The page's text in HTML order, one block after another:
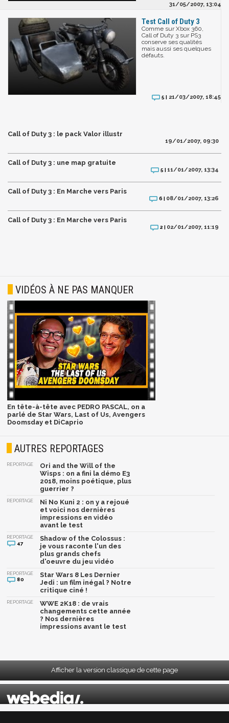
31/05/2007, 13:04
Test Call of Duty 3
Comme sur Xbox 360,
Call of Duty 3 sur PS3
conserve ses qualités
mais aussi ses quelques
défauts.
5 | 21/03/2007, 18:45
Call of Duty 3 : le pack Valor illustr
19/01/2007, 09:30
Call of Duty 3 : une map gratuite
5 |11/01/2007, 13:34
Call of Duty 3 : En Marche vers Paris
6 | 08/01/2007, 13:26
Call of Duty 3 : En Marche vers Paris
2 | 02/01/2007, 11:19
VIDÉOS À NE PAS MANQUER
En tête-à-tête avec PEDRO PASCAL, on a
parlé de Star Wars, Last of Us, Avengers
Doomsday et DiCaprio
AUTRES REPORTAGES
REPORTAGE
Ori and the Will of the
Wisps : on a fini la démo E3
2018, moins poétique, plus
guerrier ?
REPORTAGE
Ni No Kuni 2 : on y a rejoué
et voici nos dernières
impressions en vidéo
avant le test
REPORTAGE
47
Shadow of the Colossus :
je vous raconte l'un des
plus grands chefs
d'oeuvre du jeu vidéo
REPORTAGE
80
Star Wars 8 Les Dernier
Jedi : un film inégal ? Notre
critique ciné !
REPORTAGE
WWE 2K18 : de vrais
changements cette année
? Nos dernières
impressions avant le test
Afficher la version classique de cette page